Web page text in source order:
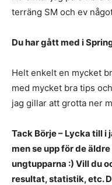
terräng SM och ev
Du har gått med i
Helt enkelt en mycket
med mycket bra tips
jag gillar att grotta ner
Tack Börje – Lycka till i
men se upp för de
ungtupparna :) Vill du
resultat, statistik, etc.